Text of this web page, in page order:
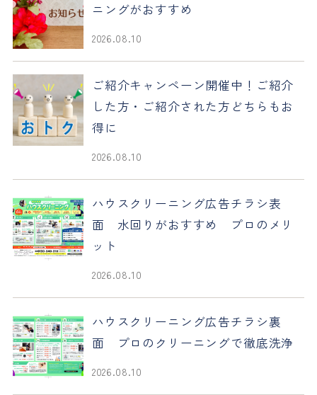
ニングがおすすめ
2026.08.10
ご紹介キャンペーン開催中！ご紹介
した方・ご紹介された方どちらもお
得に
2026.08.10
ハウスクリーニング広告チラシ表
面 水回りがおすすめ プロのメリ
ット
2026.08.10
ハウスクリーニング広告チラシ裏
面 プロのクリーニングで徹底洗浄
2026.08.10